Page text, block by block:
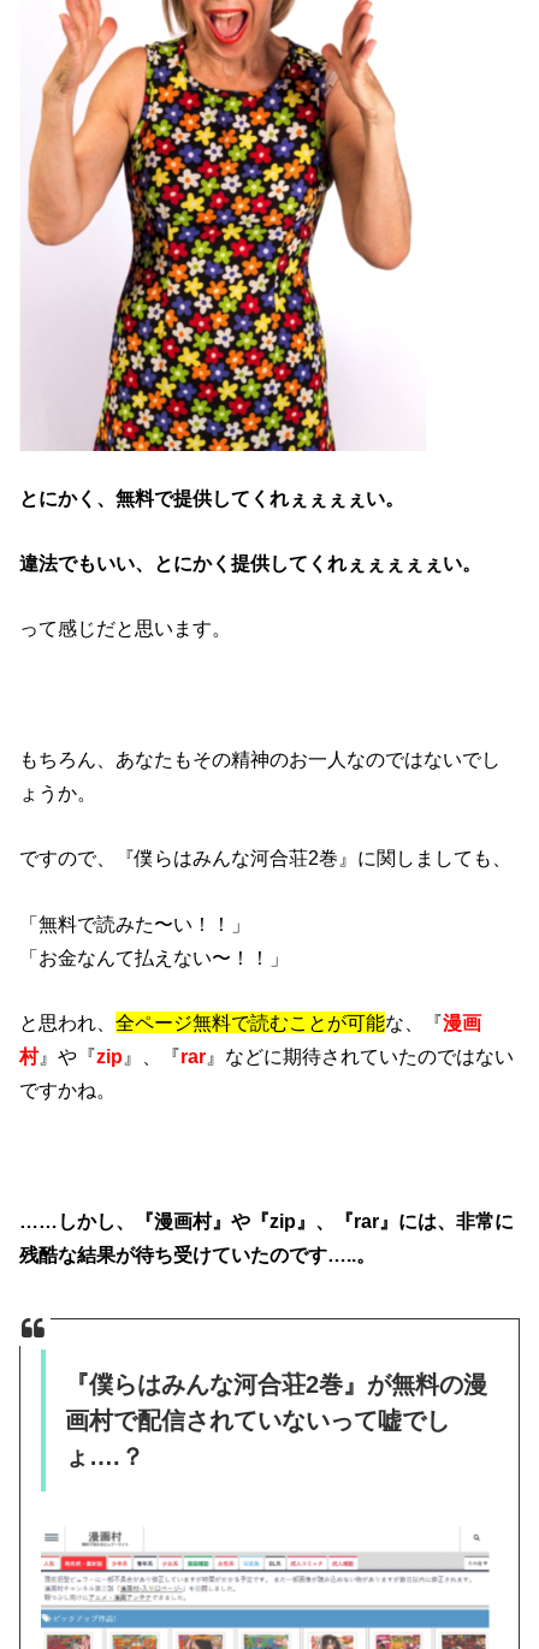
とにかく、無料で提供してくれぇぇぇぇい。
違法でもいい、とにかく提供してくれぇぇぇぇぇい。
って感じだと思います。
もちろん、あなたもその精神のお一人なのではないでし
ょうか。
ですので、『僕らはみんな河合荘2巻』に関しましても、
「無料で読みた〜い！！」
「お金なんて払えない〜！！」
と思われ、全ページ無料で読むことが可能な、『漫画
村』や『zip 』、『rar 』などに期待されていたのではない
ですかね。
……しかし、『漫画村』や『zip』、『rar』には、非常に
残酷な結果が待ち受けていたのです…..。
『僕らはみんな河合荘2巻』が無料の漫
画村で配信されていないって嘘でし
ょ….？